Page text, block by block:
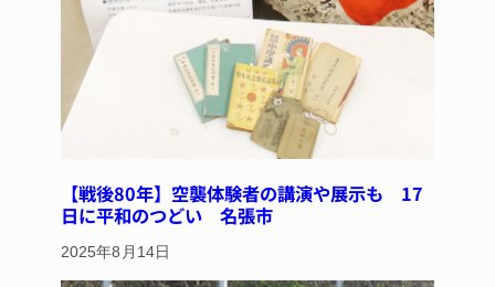
【戦後80年】空襲体験者の講演や展示も 17
日に平和のつどい 名張市
2025年8月14日